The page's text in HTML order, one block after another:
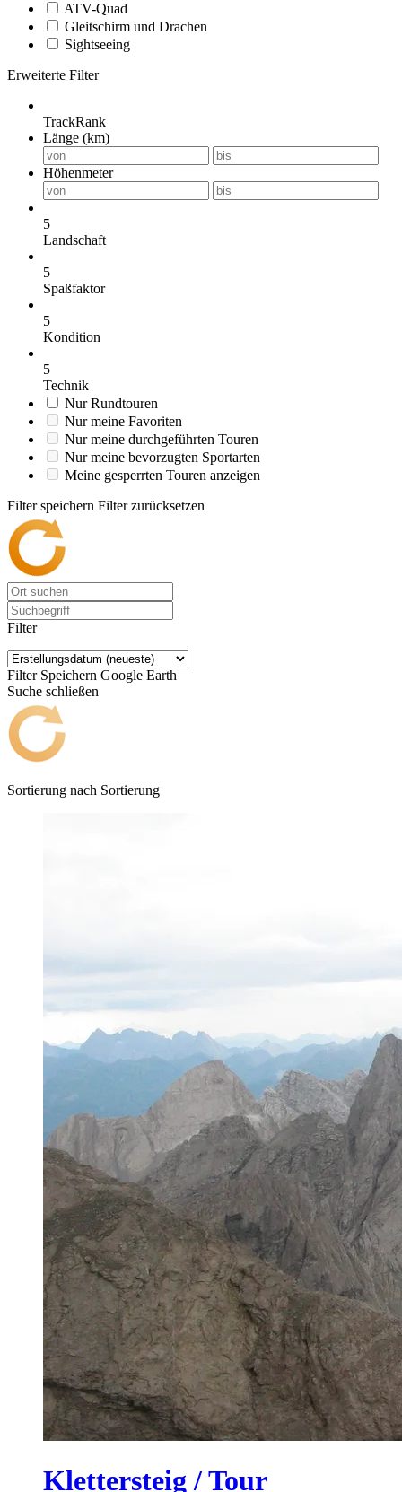
ATV-Quad
Gleitschirm und Drachen
Sightseeing
Erweiterte Filter
TrackRank
Länge (km)
Höhenmeter
5
Landschaft
5
Spaßfaktor
5
Kondition
5
Technik
Nur Rundtouren
Nur meine Favoriten
Nur meine durchgeführten Touren
Nur meine bevorzugten Sportarten
Meine gesperrten Touren anzeigen
Filter speichern Filter zurücksetzen
Filter
Filter Speichern Google Earth
Suche schließen
Sortierung nach Sortierung
Klettersteig / Tour